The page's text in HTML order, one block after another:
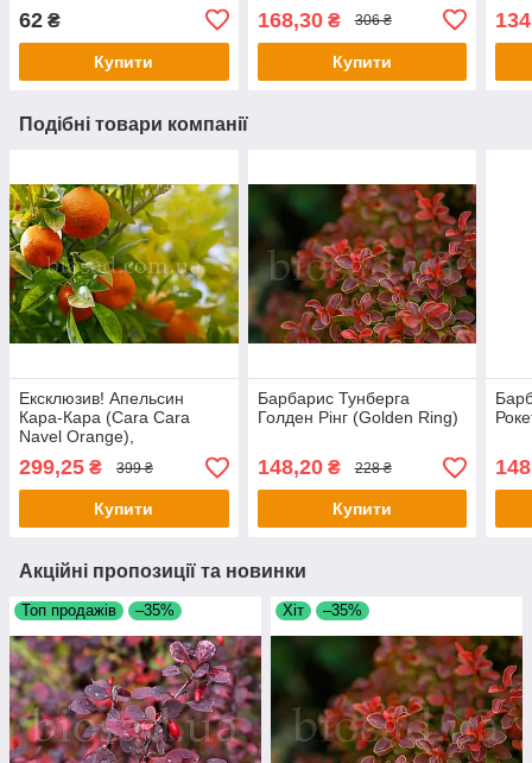
62 ₴
Купити
168,30₴ 306 ₴
Купити
Подібні товари компанії
Ексклюзив! Апельсин
Кара-Кара (Cara Cara
Navel Orange),
самоплідний
299,25 ₴ 399 ₴
Купити
Барбарис Тунберга
Голден Рінг (Golden Ring)
148,20₴ 228 ₴
Купити
Акційні пропозиції та новинки
Топ продажів –35% Хіт –35%